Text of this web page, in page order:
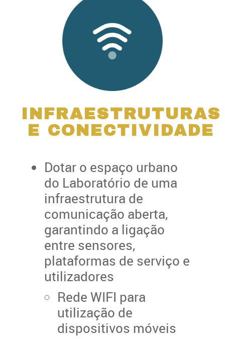
INFRAESTRUTURAS
E CONECTIVIDADE
Dotar o espaço urbano
do Laboratório de uma
infraestrutura de
comunicação aberta,
garantindo a ligação
entre sensores,
plataformas de serviço e
utilizadores
Rede WIFI para
utilização de
dispositivos móveis